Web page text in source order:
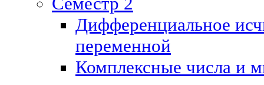
Дифференциальное
переменной
Комплексные числа и